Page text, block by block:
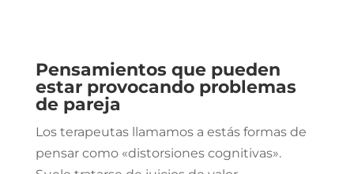
Pensamientos que pueden
estar provocando problemas
de pareja
Los terapeutas llamamos a estás formas de
pensar como «distorsiones cognitivas».